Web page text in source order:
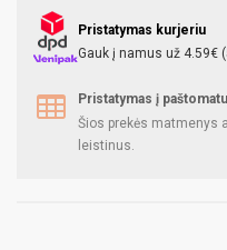
Pristatymas kurjeriu
Gauk į namus už 4.59€
Pristatymas į
Šios prekės matmenys
leistinus.